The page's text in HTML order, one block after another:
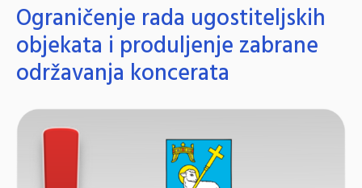
Ograničenje rada ugostiteljskih
objekata i produljenje zabrane
održavanja koncerata